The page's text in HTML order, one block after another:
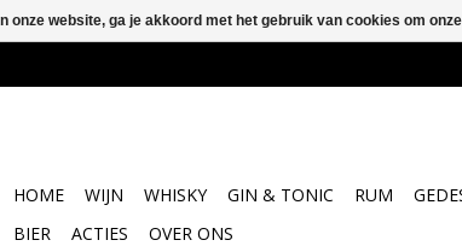
HOME WIJN WHISKY GIN & TONIC RUM
BIER
ACTIES OVER ONS
onze website, ga je akkoord met het gebruik van cookies om